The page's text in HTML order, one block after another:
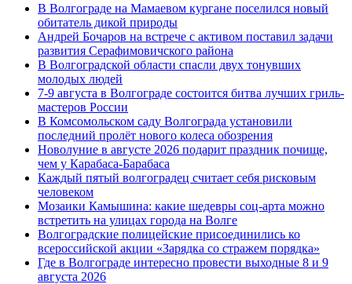
В Волгограде на Мамаевом кургане поселился новый
обитатель дикой природы
Андрей Бочаров на встрече с активом поставил задачи
развития Серафимовичского района
В Волгоградской области спасли двух тонувших
молодых людей
7-9 августа в Волгограде состоится битва лучших гриль-
мастеров России
В Комсомольском саду Волгограда установили
последний пролёт нового колеса обозрения
Новолуние в августе 2026 подарит праздник почище,
чем у Карабаса-Барабаса
Каждый пятый волгоградец считает себя рисковым
человеком
Мозаики Камышина: какие шедевры соц-арта можно
встретить на улицах города на Волге
Волгоградские полицейские присоединились ко
всероссийской акции «Зарядка со стражем порядка»
Где в Волгограде интересно провести выходные 8 и 9
августа 2026